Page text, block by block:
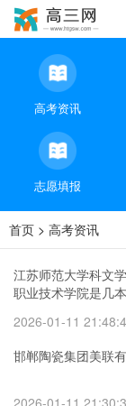
高考资讯
志愿填报
首页 > 高考资讯
江苏师范大学科文
职业技术学院是几本
2026-01-11
邯郸陶瓷集团美联
2026-01-11